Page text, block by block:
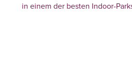
in einem der besten Indoor-